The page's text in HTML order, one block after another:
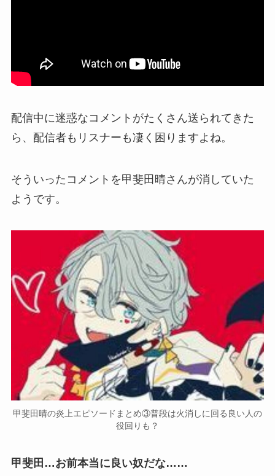
配信中に迷惑なコメントがたくさん送られてきた
ら、配信者もリスナーも凄く困りますよね。
そういったコメントを甲斐田晴さんが消していた
ようです。
甲斐田晴の炎上エピソードまとめ③普段は火消しに回る良い人の
役回りも？
甲斐田…お前本当に良い奴だな……